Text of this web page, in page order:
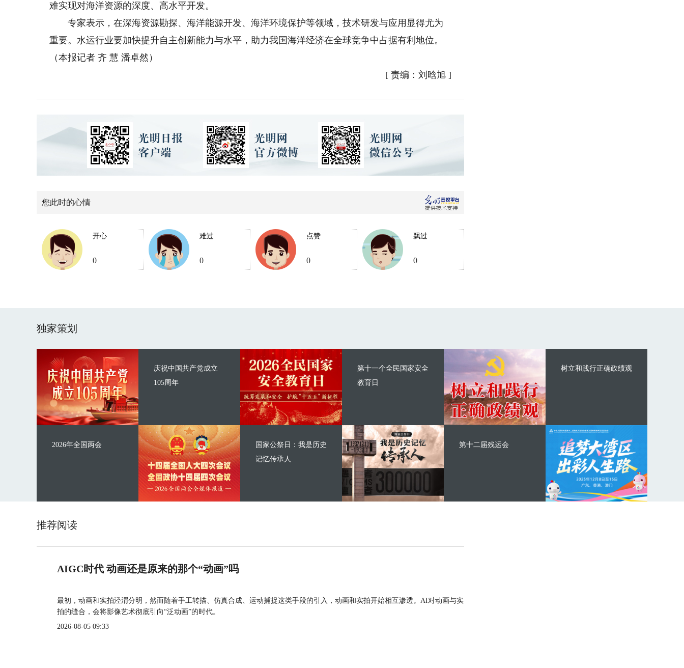
难实现对海洋资源的深度、高水平开发。
专家表示，在深海资源勘探、海洋能源开发、海洋环境保护等领域，技术研发与应用显得尤为
重要。水运行业要加快提升自主创新能力与水平，助力我国海洋经济在全球竞争中占据有利地位。
（本报记者 齐 慧 潘卓然）
[ 责编：刘晗旭 ]
您此时的心情
开心
0
难过
0
点赞
0
飘过
0
独家策划
庆祝中国共产党成立
105周年
2026年全国两会
第十一个全民国家安全
教育日
国家公祭日：我是历史
记忆传承人
树立和践行正确政绩观
第十二届残运会
推荐阅读
AIGC时代 动画还是原来的那个“动画”吗
最初，动画和实拍泾渭分明，然而随着手工转描、仿真合成、运动捕捉这类手段的引入，动画和实拍开始相互渗透。AI对动画与实
拍的缝合，会将影像艺术彻底引向“泛动画”的时代。
2026-08-05 09:33